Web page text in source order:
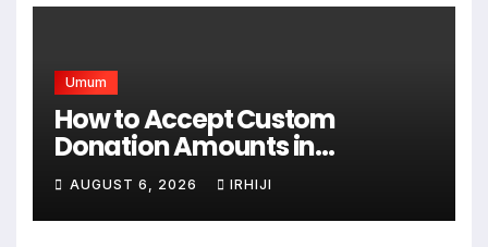
Umum
How to Accept Custom
Donation Amounts in
WordPress with Stripe
AUGUST 6, 2026 IRHIJI